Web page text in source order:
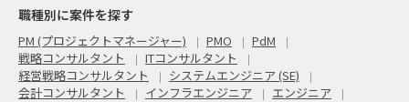
職種別に案件を探す
PM (プロジェクトマネージャー) PMO
PdM
戦略コンサルタント
ITコンサルタント
経営戦略コンサルタント
システムエンジニア (SE)
会計コンサルタント
インフラエンジニア エンジニア